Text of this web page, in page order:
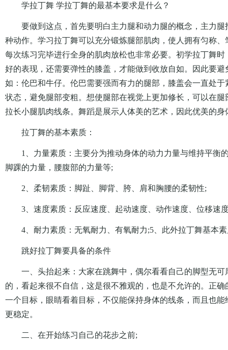
学拉丁舞 学拉丁舞的最基本要求是什么？
要做到这点，首先要明白主力腿和动力腿的概念，主力
种动作。学习拉丁舞可以充分锻炼腿部肌肉，使人拥有匀称
每次练习完毕进行全身的肌肉放松也非常必要。初学拉丁舞
好的表现，还需要弹性的膝盖，才能做到收放自如。因此要
如：伦巴和牛仔。伦巴需要强而有力的腿部，膝盖会一直处
状态，避免腿部变粗。想使腿部在视觉上更加修长，可以在
拉长小腿肌肉线条。舞蹈是展示人体美的艺术，因此优美的
拉丁舞的基本素质：
1、力量素质：主要分为推动身体的动力力量与维持平衡
脚踝的力量，腰腹部的力量等;
2、柔韧素质：脚趾、脚背、胯、肩和胸腰的柔韧性;
3、速度素质：反应速度、起动速度、动作速度、位移速
4、耐力素质：无氧耐力、有氧耐力;5、此外拉丁舞基本
跳好拉丁舞要具备的条件
一、头抬起来：大家在跳舞中，偶尔看看自己的脚型无
的，看起来很不自信，这是很不雅观的，也是不允许的。正
一个目标，眼睛看着目标，不仅能保持身体的线条，而且也
更稳定。
二、在开始练习自己的花步之前;